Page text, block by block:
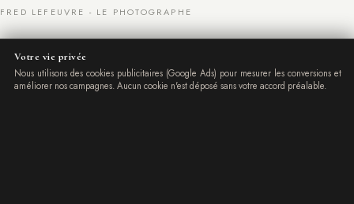
FRED LEFEUVRE - LE PHOTOGRAPHE
Photographe et créateur d'images basé à
Nice
Votre vie privée
Nous utilisons des cookies publicitaires (Google Ads) pour mesurer les conversions et
améliorer nos campagnes. Aucun cookie n'est déposé sans votre accord préalable.